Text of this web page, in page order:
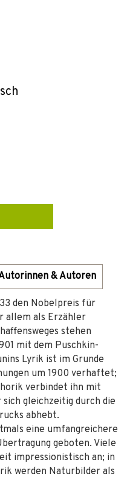
& Autoren
den Nobelpreis für
allem als Erzähler
stehen
mit dem Puschkin-
Lyrik ist im Grunde
um 1900 verhaftet;
verbindet ihn mit
gleichzeitig durch die
abhebt.
eine umfangreichere
geboten. Viele
impressionistisch an; in
werden Naturbilder als